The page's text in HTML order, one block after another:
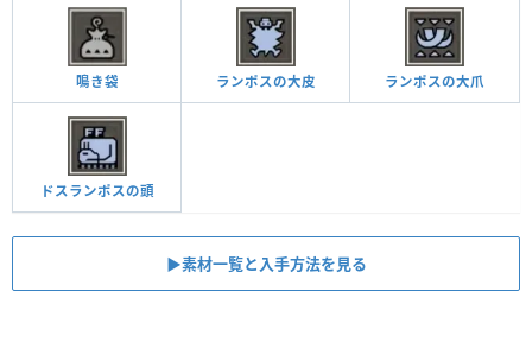
鳴き袋 ランポスの大皮 ランポスの大爪
ドスランポスの頭
▶︎素材一覧と入手方法を見る